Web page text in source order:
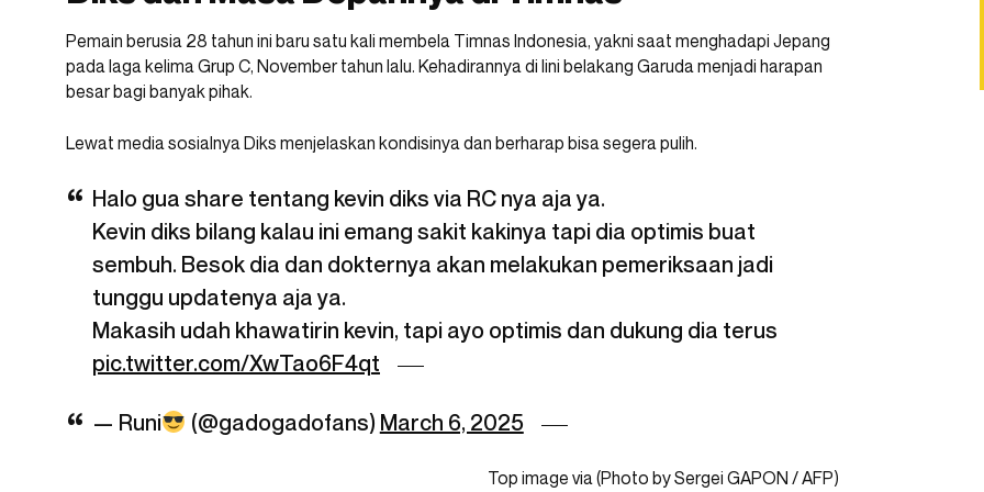
Pemain berusia 28 tahun ini baru satu kali membela Timnas Indonesia, yakni saat menghadapi Jepang
pada laga kelima Grup C, November tahun lalu. Kehadirannya di lini belakang Garuda menjadi harapan
besar bagi banyak pihak.
Lewat media sosialnya Diks menjelaskan kondisinya dan berharap bisa segera pulih.
Halo gua share tentang kevin diks via RC nya aja ya.
Kevin diks bilang kalau ini emang sakit kakinya tapi dia optimis buat
sembuh. Besok dia dan dokternya akan melakukan pemeriksaan jadi
tunggu updatenya aja ya.
Makasih udah khawatirin kevin, tapi ayo optimis dan dukung dia terus
pic.twitter.com/XwTao6F4qt
— Runi (@gadogadofans) March 6, 2025
Top image via (Photo by Sergei GAPON / AFP)